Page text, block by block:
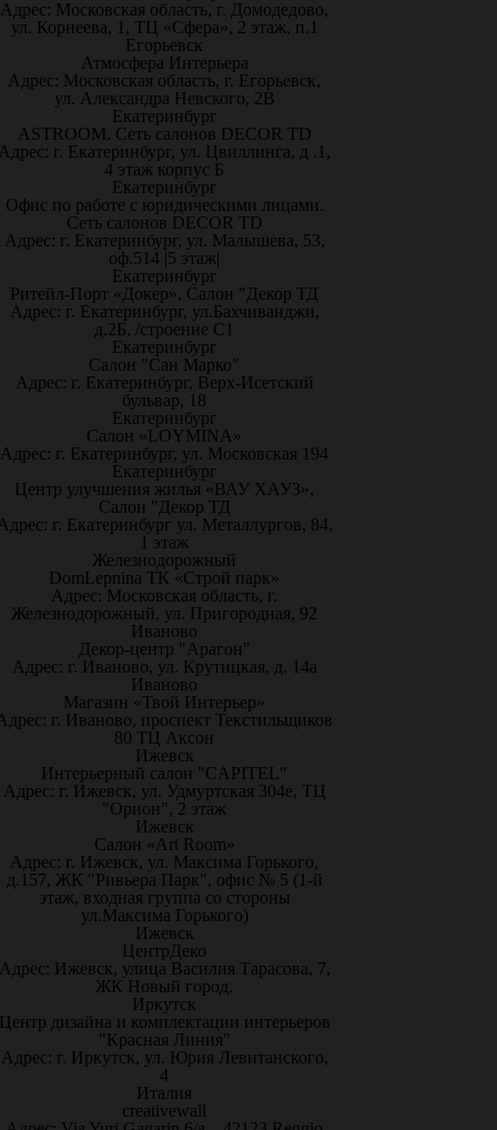
Адрес: Московская область, г. Домодедово,
ул. Корнеева, 1, ТЦ «Сфера», 2 этаж, п.1
Егорьевск
Атмосфера Интерьера
Адрес: Московская область, г. Егорьевск,
ул. Александра Невского, 2В
Екатеринбург
ASTROOM. Сеть салонов DECOR TD
г. Екатеринбург, ул. Цвиллинга, д .1,
4 этаж корпус Б
Екатеринбург
Офис по работе с юридическими лицами.
Сеть салонов DECOR TD
Адрес: г. Екатеринбург, ул. Малышева, 53,
оф.514 |5 этаж|
Екатеринбург
Ритейл-Порт «Докер», Салон "Декор ТД
Адрес: г. Екатеринбург, ул.Бахчиванджи,
д.2Б, /строение С1
Екатеринбург
Салон "Сан Марко"
Адрес: г. Екатеринбург, Верх-Исетский
бульвар, 18
Екатеринбург
Салон «LOYMINA»
Адрес: г. Екатеринбург, ул. Московская 194
Екатеринбург
Центр улучшения жилья «ВАУ ХАУЗ»,
Салон "Декор ТД
г. Екатеринбург ул. Металлургов, 84,
1 этаж
Железнодорожный
DomLepnina ТК «Строй парк»
Адрес: Московская область, г.
Железнодорожный, ул. Пригородная, 92
Иваново
Декор-центр "Арагон"
Адрес: г. Иваново, ул. Крутицкая, д. 14а
Иваново
Магазин «Твой Интерьер»
г. Иваново, проспект Текстильщиков
80 ТЦ Аксон
Ижевск
Интерьерный салон "CAPITEL"
Адрес: г. Ижевск, ул. Удмуртская 304е, ТЦ
"Орион", 2 этаж
Ижевск
Салон «Art Room»
Адрес: г. Ижевск, ул. Максима Горького,
д.157, ЖК "Ривьера Парк", офис № 5 (1-й
этаж, входная группа со стороны
ул.Максима Горького)
Ижевск
ЦентрДеко
Ижевск, улица Василия Тарасова, 7,
ЖК Новый город.
Иркутск
дизайна и комплектации интерьеров
"Красная Линия"
Адрес: г. Иркутск, ул. Юрия Левитанского,
4
Италия
creativewall